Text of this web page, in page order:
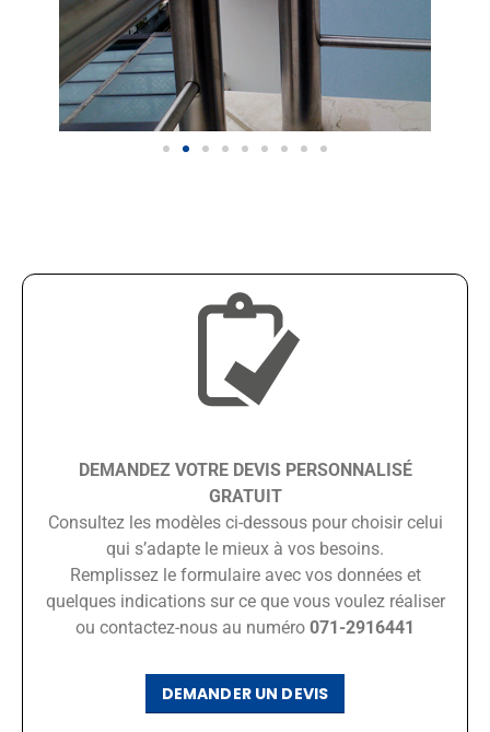
DEMANDEZ VOTRE DEVIS PERSONNALISÉ
GRATUIT
Consultez les modèles ci-dessous pour choisir celui
qui s’adapte le mieux à vos besoins.
Remplissez le formulaire avec vos données et
quelques indications sur ce que vous voulez réaliser
ou contactez-nous au numéro 071-2916441
DEMANDER UN DEVIS